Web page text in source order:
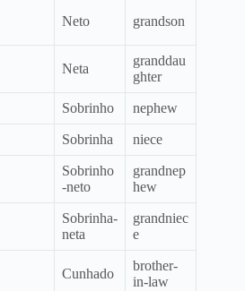
Neto grandson
Neta
granddau
ghter
Sobrinho nephew
Sobrinha niece
Sobrinho
-neto
grandnep
hew
Sobrinha-
neta
grandniec
e
Cunhado
brother-
in-law